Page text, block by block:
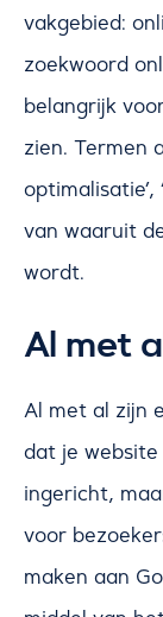
vakgebied:
zoekwoord
belangrijk
zien. Termen
optimalisatie’,
van waaruit
wordt.
Al met
Al met al zijn
dat je
ingericht,
voor
maken aan